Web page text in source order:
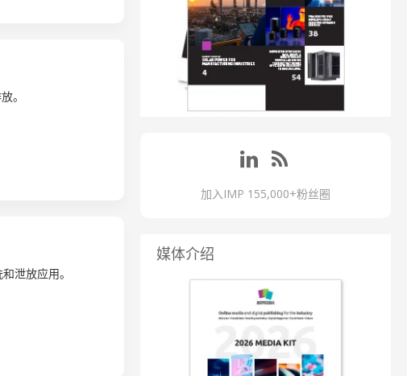
。
泄放应用。
加入IMP 155,000+粉丝圈
媒体介绍